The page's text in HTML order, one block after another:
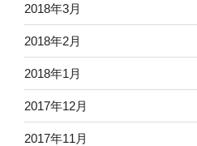
2018年3月
2018年2月
2018年1月
2017年12月
2017年11月